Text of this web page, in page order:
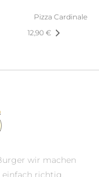
Pizza Cardinale
12,90 €
wir machen
einfach richtig.